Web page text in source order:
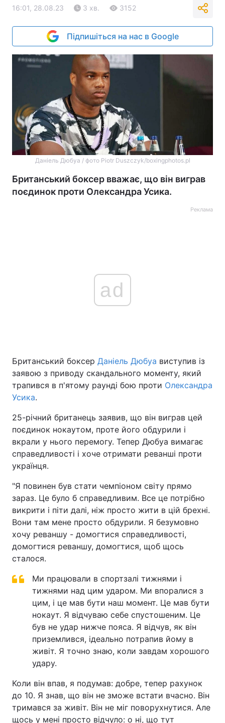
16:01, 28.08.23 3 хв. 3152
Підпишіться на нас в Google
Даніель Дюбуа / фото Piotr Duszczyk/boxingphotos.pl
Британський боксер вважає, що він виграв
поєдинок проти Олександра Усика.
Реклама
ad
Британський боксер Даніель Дюбуа виступив із
заявою з приводу скандального моменту, який
трапився в п'ятому раунді бою проти Олександра
Усика.
25-річний британець заявив, що він виграв цей
поєдинок нокаутом, проте його обдурили і
вкрали у нього перемогу. Тепер Дюбуа вимагає
справедливості і хоче отримати реванші проти
українця.
"Я повинен був стати чемпіоном світу прямо
зараз. Це було б справедливим. Все це потрібно
викрити і піти далі, ніж просто жити в цій брехні.
Вони там мене просто обдурили. Я безумовно
хочу реваншу - домогтися справедливості,
домогтися реваншу, домогтися, щоб щось
сталося.
Ми працювали в спортзалі тижнями і
тижнями над цим ударом. Ми впоралися з
цим, і це мав бути наш момент. Це мав бути
нокаут. Я відчуваю себе спустошеним. Це
був не удар нижче пояса. Я відчув, як він
приземлився, ідеально потрапив йому в
живіт. Я точно знаю, коли завдам хорошого
удару.
Коли він впав, я подумав: добре, тепер рахунок
до 10. Я знав, що він не зможе встати вчасно. Він
тримався за живіт. Він не міг поворухнутися. Але
щось у мені просто відчуло: о ні, що тут